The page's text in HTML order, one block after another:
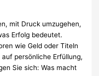
mit Druck umzugehen,
Erfolg bedeutet.
wie Geld oder Titeln
persönliche Erfüllung,
Sie sich: Was macht